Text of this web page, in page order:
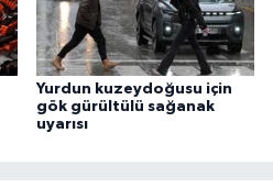
Yurdun kuzeydoğusu için
gök gürültülü sağanak
uyarısı